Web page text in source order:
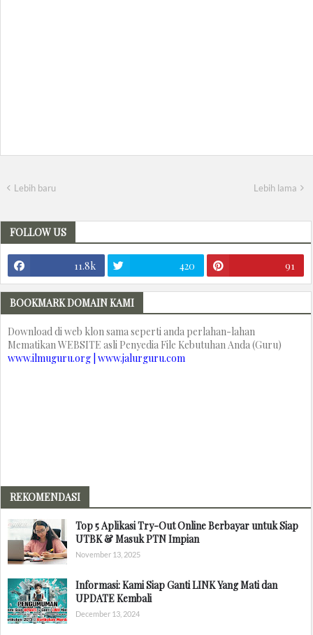
Lebih baru Lebih lama
FOLLOW US
11.8k 420 91
BOOKMARK DOMAIN KAMI
Download di web klon sama seperti anda perlahan-lahan
Mematikan WEBSITE asli Penyedia File Kebutuhan Anda (Guru)
www.ilmuguru.org | www.jalurguru.com
REKOMENDASI
Top 5 Aplikasi Try-Out Online Berbayar untuk Siap
UTBK & Masuk PTN Impian
November 13, 2025
Informasi: Kami Siap Ganti LINK Yang Mati dan
UPDATE Kembali
December 13, 2024